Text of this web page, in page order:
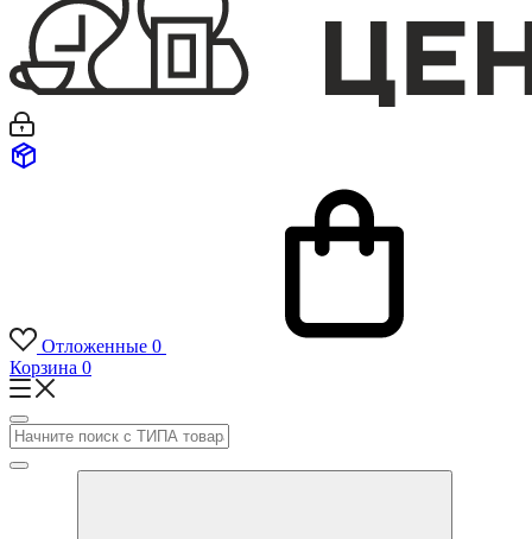
Отложенные 0
Корзина 0